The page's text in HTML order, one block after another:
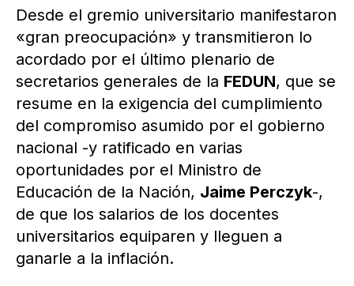
Desde el gremio universitario manifestaron
«gran preocupación» y transmitieron lo
acordado por el último plenario de
secretarios generales de la FEDUN, que se
resume en la exigencia del cumplimiento
del compromiso asumido por el gobierno
nacional -y ratificado en varias
oportunidades por el Ministro de
Educación de la Nación, Jaime Perczyk-,
de que los salarios de los docentes
universitarios equiparen y lleguen a
ganarle a la inflación.